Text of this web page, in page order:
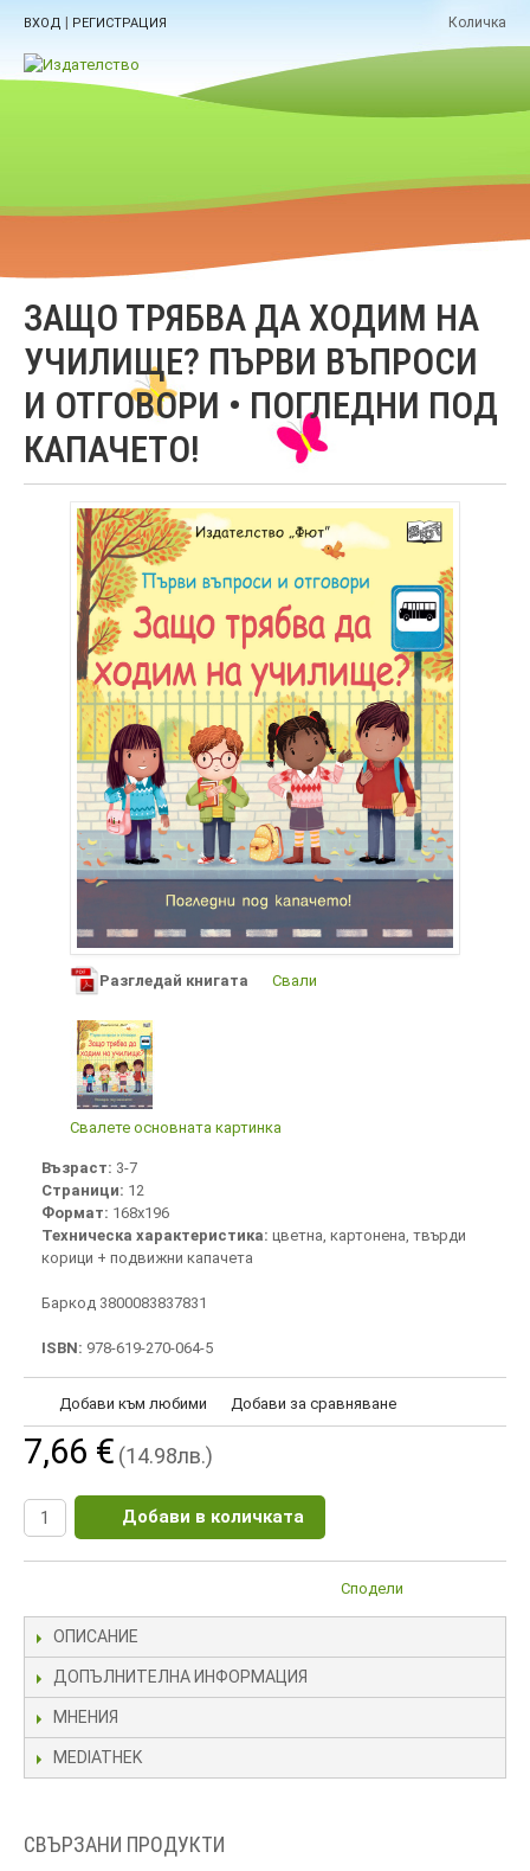
ВХОД | РЕГИСТРАЦИЯ Количка
ЗАЩО ТРЯБВА ДА ХОДИМ НА
УЧИЛИЩЕ? ПЪРВИ ВЪПРОСИ
И ОТГОВОРИ • ПОГЛЕДНИ ПОД
КАПАЧЕТО!
Разгледай книгата Свали
Свалете основната картинка
Възраст: 3-7
Страници: 12
Формат: 168х196
Техническа характеристика: цветна, картонена, твърди
корици + подвижни капачета
Баркод 3800083837831
ISBN: 978-619-270-064-5
Добави към любими Добави за сравняване
7,66 € (14.98лв.)
Добави в количката
Сподели
ОПИСАНИЕ
ДОПЪЛНИТЕЛНА ИНФОРМАЦИЯ
МНЕНИЯ
MEDIATHEK
СВЪРЗАНИ ПРОДУКТИ